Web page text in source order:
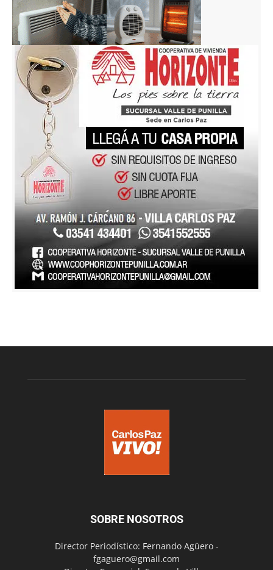
SOBRE NOSOTROS
Director Periodístico: Fernando Agüero -
fgaguero@gmail.com